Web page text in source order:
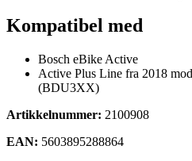
Kompatibel med
Bosch eBike Active
Active Plus Line fra 2018
(BDU3XX)
Artikkelnummer: 2100908
EAN: 5603895288864